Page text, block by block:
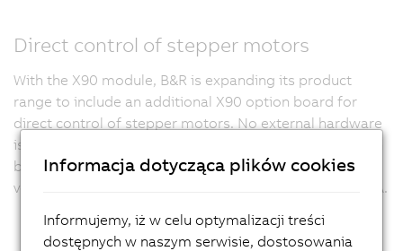
Direct control of stepper motors
With the X90 module, B&R is expanding its product
range to include an additional X90 option board for
direct control of stepper motors. No external hardware
is required. Unique on the market, the option board can
be used to operate two stepper motors with operating
voltages from 9 to 48 VDC at nominal currents up to 4 A.
Informacja dotycząca plików cookies
Informujemy, iż w celu optymalizacji treści
dostępnych w naszym serwisie, dostosowania